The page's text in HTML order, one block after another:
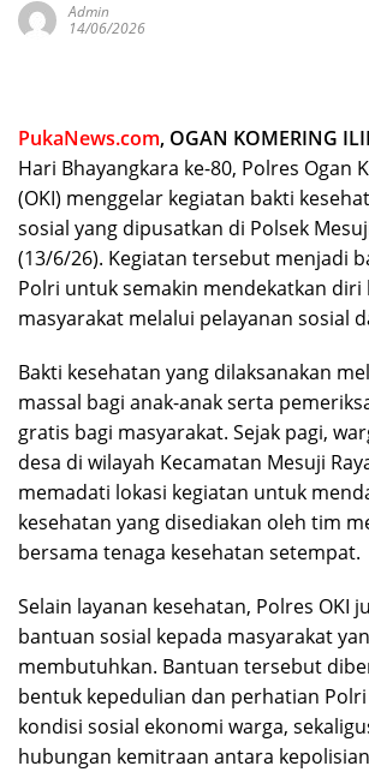
Admin
14/06/2026
PukaNews.com, OGAN KOMERING
Hari Bhayangkara ke-80, Polres Ogan
(OKI) menggelar kegiatan bakti
sosial yang dipusatkan di Polsek
(13/6/26). Kegiatan tersebut menjadi
Polri untuk semakin mendekatkan diri
masyarakat melalui pelayanan sosial
Bakti kesehatan yang dilaksanakan
massal bagi anak-anak serta
gratis bagi masyarakat. Sejak pagi,
desa di wilayah Kecamatan Mesuji
memadati lokasi kegiatan untuk
kesehatan yang disediakan oleh tim
bersama tenaga kesehatan setempat.
Selain layanan kesehatan, Polres OKI
bantuan sosial kepada masyarakat
membutuhkan. Bantuan tersebut
bentuk kepedulian dan perhatian
kondisi sosial ekonomi warga,
hubungan kemitraan antara